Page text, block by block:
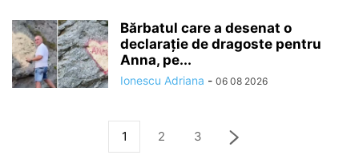
Bărbatul care a desenat o
declaraţie de dragoste pentru
Anna, pe...
Ionescu Adriana - 06 08 2026
1 2 3